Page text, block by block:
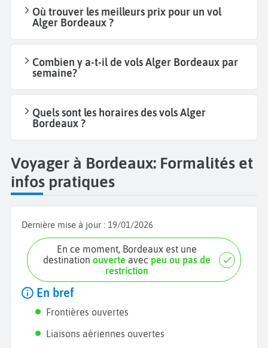
Où trouver les meilleurs prix pour un vol
Alger Bordeaux ?
Combien y a-t-il de vols Alger Bordeaux par
semaine?
Quels sont les horaires des vols Alger
Bordeaux ?
Voyager à Bordeaux: Formalités et
infos pratiques
Dernière mise à jour : 19/01/2026
En ce moment, Bordeaux est une
destinationouverte avec peu ou pas de
restriction
En bref
Frontières ouvertes
Liaisons aériennes ouvertes